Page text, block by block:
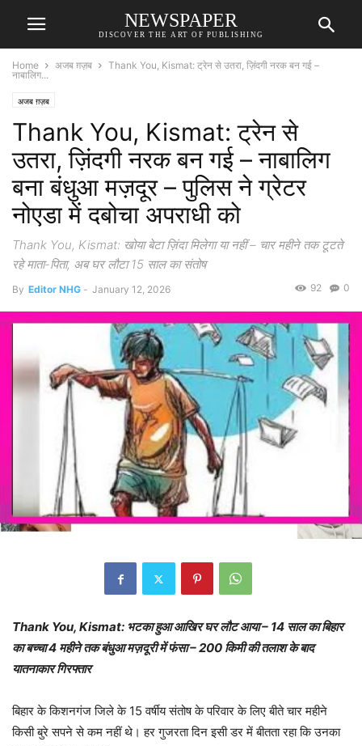
NEWSPAPER
DISCOVER THE ART OF PUBLISHING
Home अजब ग़ज़ब
Thank You, Kismat: ट्रेन से उतरा, ज़िंदगी नरक बन गई –
नाबालिग...
अजब ग़ज़ब
Thank You, Kismat: ट्रेन से
उतरा, ज़िंदगी नरक बन गई – नाबालिग
बना बंधुआ मज़दूर – पुलिस ने ग्रेटर
नोएडा में दबोचा अपराधी को
Thank You, Kismat: खोया बेटा ज़िंदा मिलेगा या नहीं – चार महीने तक टूटते
रहे माता-पिता, अब घर लौटा 15 साल का संतोष
By Editor NHG - January 12, 2026 0
92
Thank You, Kismat: भटका हुआ आखिर घर लौट आया – 14 साल का बिहार
का बच्चा 4 महीने तक बंधुआ मज़दूरी में फंसा – 200 किमी की तलाश के बाद
यातनाकार गिरफ्तार
बिहार के किशनगंज जिले के 15 वर्षीय संतोष के परिवार के लिए बीते चार महीने
किसी बुरे सपने से कम नहीं थे। हर गुजरता दिन इसी डर में बीतता रहा कि उनका